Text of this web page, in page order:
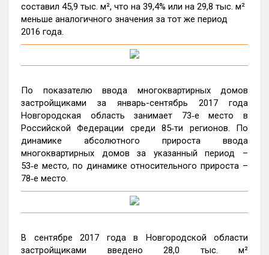
составил 45,9 тыс. м², что на 39,4% или на 29,8 тыс. м²
меньше аналогичного значения за тот же период
2016 года.
По показателю ввода многоквартирных домов
застройщиками за январь-сентябрь 2017 года
Новгородская область занимает 73‑е место в
Российской Федерации среди 85‑ти регионов. По
динамике абсолютного прироста ввода
многоквартирных домов за указанный период –
53‑е место, по динамике относительного прироста –
78‑е место.
В сентябре 2017 года в Новгородской области
застройщиками введено 28,0 тыс. м²